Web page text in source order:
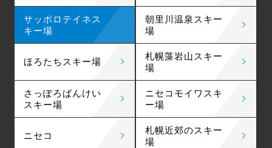
サッポロテイネス
キー場
朝里川温泉スキー
場
ほろたちスキー場
札幌藻岩山スキー
場
さっぽろばんけい
スキー場
ニセコモイワスキ
ー場
ニセコ
札幌近郊のスキー
場